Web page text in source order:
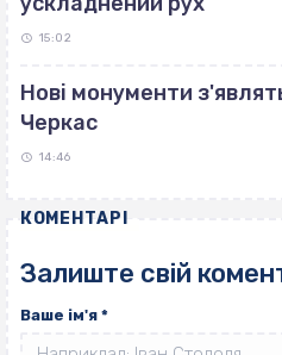
15:02
Нові монументи
Черкас
14:46
КОМЕНТАРІ
Залиште свій
Ваше ім'я *